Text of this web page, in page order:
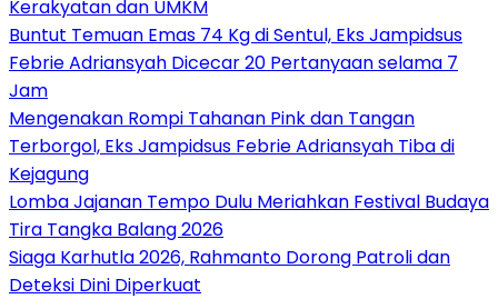
Kerakyatan dan UMKM
Buntut Temuan Emas 74 Kg di Sentul, Eks Jampidsus
Febrie Adriansyah Dicecar 20 Pertanyaan selama 7
Jam
Mengenakan Rompi Tahanan Pink dan Tangan
Terborgol, Eks Jampidsus Febrie Adriansyah Tiba di
Kejagung
Lomba Jajanan Tempo Dulu Meriahkan Festival Budaya
Tira Tangka Balang 2026
Siaga Karhutla 2026, Rahmanto Dorong Patroli dan
Deteksi Dini Diperkuat